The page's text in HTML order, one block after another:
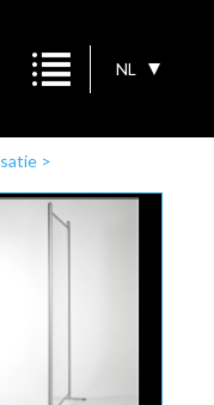
NL
>
(1 x 2 m)